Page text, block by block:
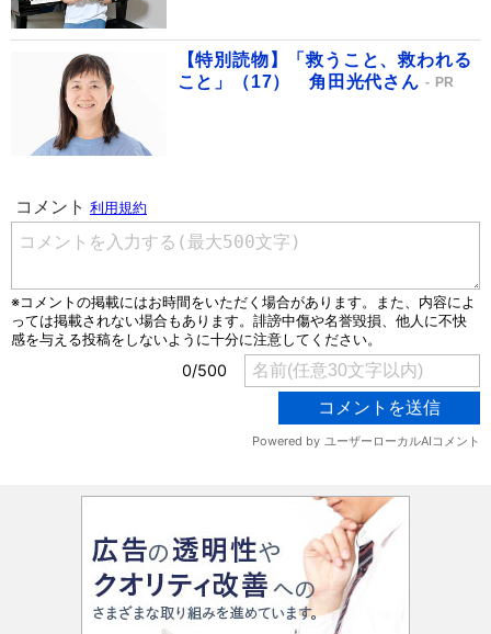
【特別読物】「救うこと、救われる
こと」（17） 角田光代さん
PR